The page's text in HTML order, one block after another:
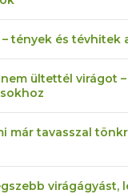
tények és tévhitek
ültettél virágot
már tavasszal
virágágyást,